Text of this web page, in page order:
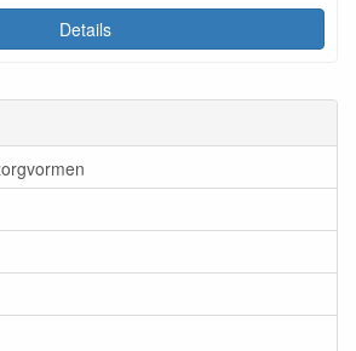
Details